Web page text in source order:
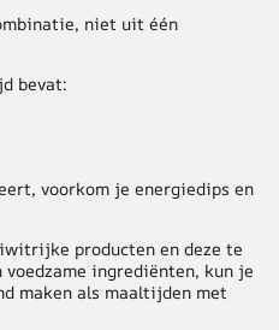
niet uit één
bevat:
voorkom je energiedips en
producten en deze te
ingrediënten, kun je
maken als maaltijden met